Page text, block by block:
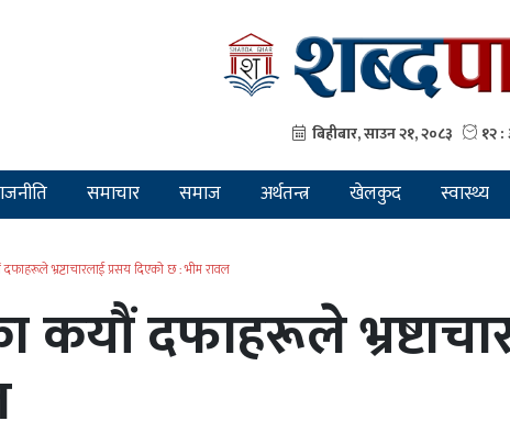
समाचार समाज अर्थतन्त्र खेलकुद स्वास्थ्य
भ्रष्टाचारलाई प्रसय दिएको छ : भीम रावल
कयौं दफाहरूले